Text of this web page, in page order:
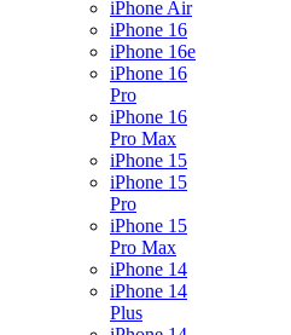
iPhone Air
iPhone 16
iPhone 16e
iPhone 16
Pro
iPhone 16
Pro Max
iPhone 15
iPhone 15
Pro
iPhone 15
Pro Max
iPhone 14
iPhone 14
Plus